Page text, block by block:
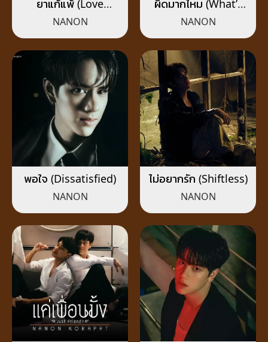
ยาแก้แพ้ (Love
Allergy)
NANON
ผิดมากไหม (What’s
Wrong?)
NANON
พอใจ (Dissatisfied)
NANON
ไม่อยากรัก (Shiftless)
NANON